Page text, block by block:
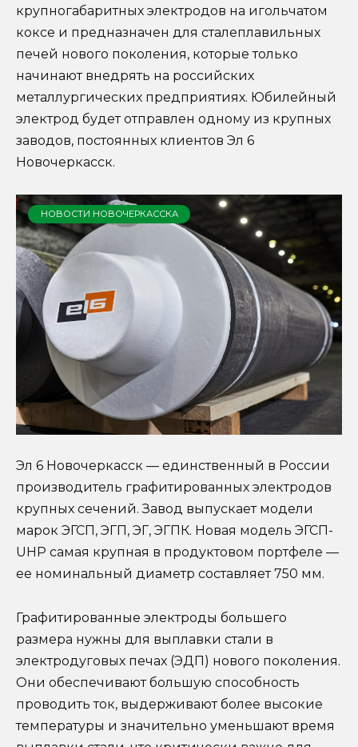
крупногабаритных электродов на игольчатом
коксе и предназначен для сталеплавильных
печей нового поколения, которые только
начинают внедрять на российских
металлургических предприятиях. Юбилейный
электрод будет отправлен одному из крупных
заводов, постоянных клиентов Эл 6
Новочеркасск.
НОВОСТИ НОВОЧЕРКАССКА
Эл 6 Новочеркасск — единственный в России
производитель графитированных электродов
крупных сечений. Завод выпускает модели
марок ЭГСП, ЭГП, ЭГ, ЭГПК. Новая модель ЭГСП-
UHP самая крупная в продуктовом портфеле —
ее номинальный диаметр составляет 750 мм.
Графитированные электроды большего
размера нужны для выплавки стали в
электродуговых печах (ЭДП) нового поколения.
Они обеспечивают большую способность
проводить ток, выдерживают более высокие
температуры и значительно уменьшают время